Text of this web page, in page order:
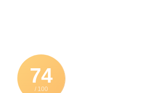
74
/ 100